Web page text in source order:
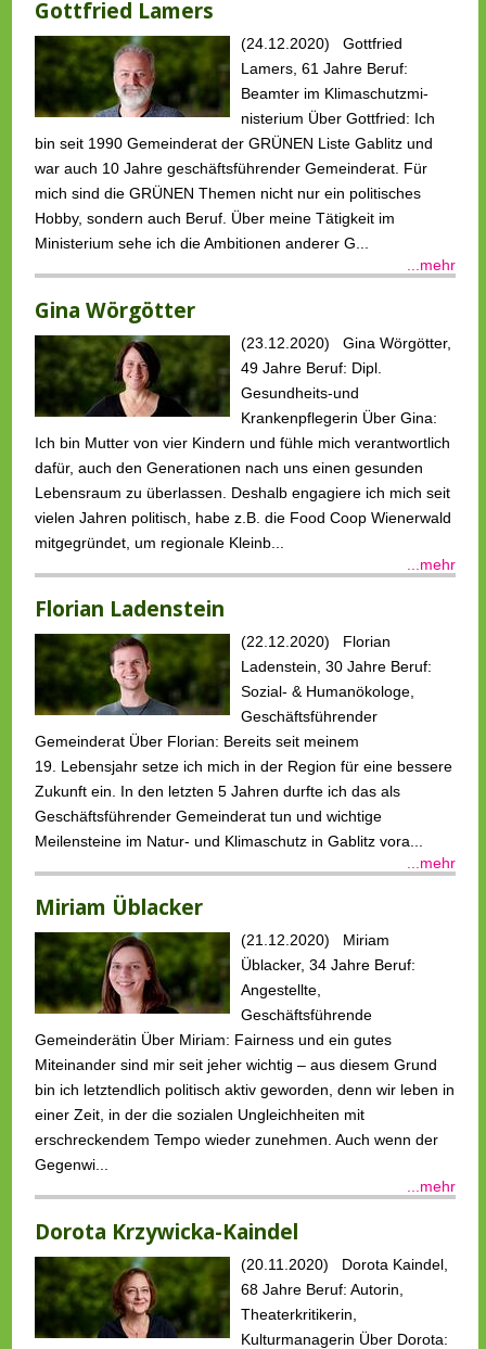
Gottfried Lamers
(24.12.2020) Gottfried
Lamers, 61 Jahre Beruf:
Beamter im Klimaschutzmi­
nisterium Über Gottfried: Ich
bin seit 1990 Gemeinderat der GRÜNEN Liste Gablitz und
war auch 10 Jahre geschäftsführender Gemeinderat. Für
mich sind die GRÜNEN Themen nicht nur ein politisches
Hobby, sondern auch Beruf. Über meine Tätigkeit im
Ministerium sehe ich die Ambitionen anderer G...
...mehr
Gina Wörgötter
(23.12.2020) Gina Wörgötter,
49 Jahre Beruf: Dipl.
Gesundheits-und
Krankenpflegerin Über Gina:
Ich bin Mutter von vier Kindern und fühle mich verantwortlich
dafür, auch den Generationen nach uns einen gesunden
Lebensraum zu überlassen. Deshalb engagiere ich mich seit
vielen Jahren politisch, habe z.B. die Food Coop Wienerwald
mitgegründet, um regionale Kleinb...
...mehr
Florian Ladenstein
(22.12.2020) Florian
Ladenstein, 30 Jahre Beruf:
Sozial- & Humanökologe,
Geschäftsführender
Gemeinderat Über Florian: Bereits seit meinem
19. Lebensjahr setze ich mich in der Region für eine bessere
Zukunft ein. In den letzten 5 Jahren durfte ich das als
Geschäftsführender Gemeinderat tun und wichtige
Meilensteine im Natur- und Klimaschutz in Gablitz vora...
...mehr
Miriam Üblacker
(21.12.2020) Miriam
Üblacker, 34 Jahre Beruf:
Angestellte,
Geschäftsführende
Gemeinderätin Über Miriam: Fairness und ein gutes
Miteinander sind mir seit jeher wichtig – aus diesem Grund
bin ich letztendlich politisch aktiv geworden, denn wir leben in
einer Zeit, in der die sozialen Ungleichheiten mit
erschreckendem Tempo wieder zunehmen. Auch wenn der
Gegenwi...
...mehr
Dorota Krzywicka-Kaindel
(20.11.2020) Dorota Kaindel,
68 Jahre Beruf: Autorin,
Theaterkritikerin,
Kulturmanagerin Über Dorota: